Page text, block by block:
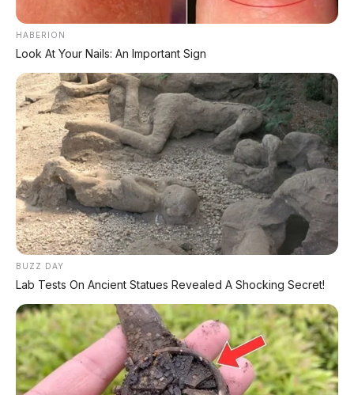
ekstrem (born on the track), sementara
Alpina fokus ke
(in-depth luxury), kenyamanan jarak
jauh, dan kecepatan elegan.
Vision Concept yang dipamerkan di
Concorso d'Eleganza Villa d'Este 2026
memberi petunjuk jelas: Alpina akan
mempertahankanV8 murni tanpa hybrid
di era EV, menghadirkankemewahan ala
Rolls-Royce(kaca kristal, botol di console,
full-grain leather), dan tetap
mempertahankanciri khas desain Alpina
(20-spoke wheels, elliptical quad exhaust,
Model produksi pertama era baru akan
lahir 2027 berbasis BMW 7 Series.Jika
berhasil, BMW akan memiliki tiga pilar
premium:BMW M (sporty), BMW Alpina
HABERION
Look At Your Nails: An Important Sign
BUZZ DAY
Lab Tests On Ancient Statues Revealed A Shocking Secret!